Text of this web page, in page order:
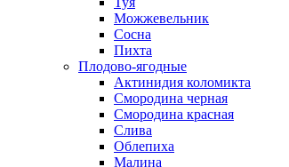
Можжевельник
Сосна
Пихта
Плодово-ягодные
Актинидия коломикта
Смородина черная
Смородина красная
Слива
Облепиха
Малина